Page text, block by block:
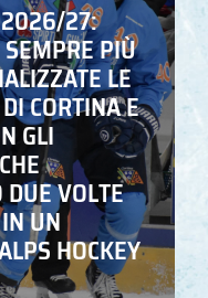
2026/27:
PIÙ
LE
CORTINA E
GLI
VOLTE
UN
HOCKEY